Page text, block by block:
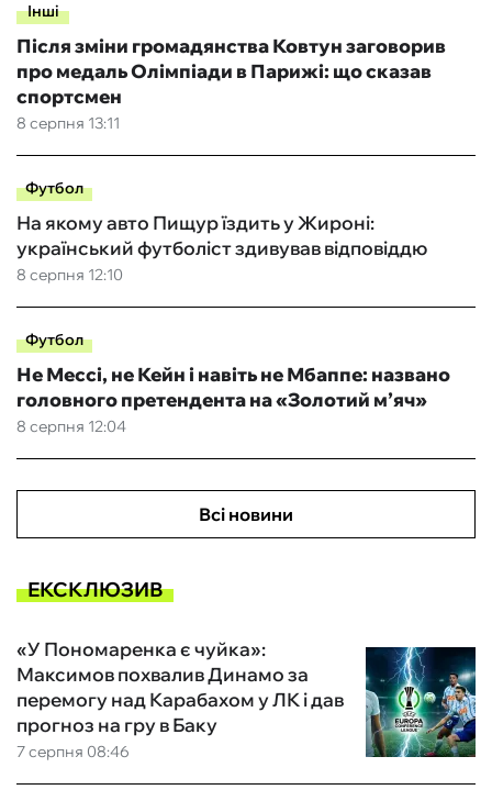
Інші
8 серпня 13:11
Після зміни громадянства Ковтун заговорив
про медаль Олімпіади в Парижі: що сказав
спортсмен
Футбол
8 серпня 12:10
На якому авто Пищур їздить у Жироні:
український футболіст здивував відповіддю
Футбол
8 серпня 12:04
Не Мессі, не Кейн і навіть не Мбаппе: названо
головного претендента на «Золотий м’яч»
Всі новини
ЕКСКЛЮЗИВ
7 серпня 08:46
«У Пономаренка є чуйка»:
Максимов похвалив Динамо за
перемогу над Карабахом у ЛК і дав
прогноз на гру в Баку